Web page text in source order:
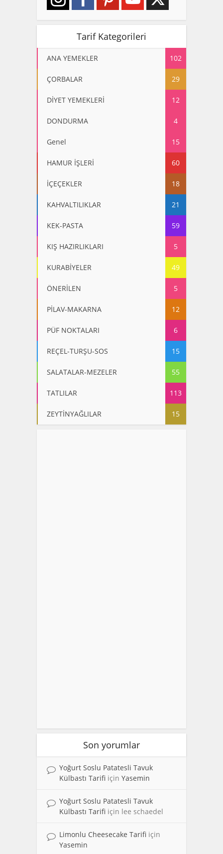
Tarif Kategorileri
ANA YEMEKLER 102
ÇORBALAR 29
DİYET YEMEKLERİ 12
DONDURMA 4
Genel 15
HAMUR İŞLERİ 60
İÇEÇEKLER 18
KAHVALTILIKLAR 21
KEK-PASTA 59
KIŞ HAZIRLIKLARI 5
KURABİYELER 49
ÖNERİLEN 5
PİLAV-MAKARNA 12
PÜF NOKTALARI 6
REÇEL-TURŞU-SOS 15
SALATALAR-MEZELER 55
TATLILAR 113
ZEYTİNYAĞLILAR 15
Son yorumlar
Yoğurt Soslu Patatesli Tavuk
Külbastı Tarifi için Yasemin
Yoğurt Soslu Patatesli Tavuk
Külbastı Tarifi için lee schaedel
Limonlu Cheesecake Tarifi için
Yasemin